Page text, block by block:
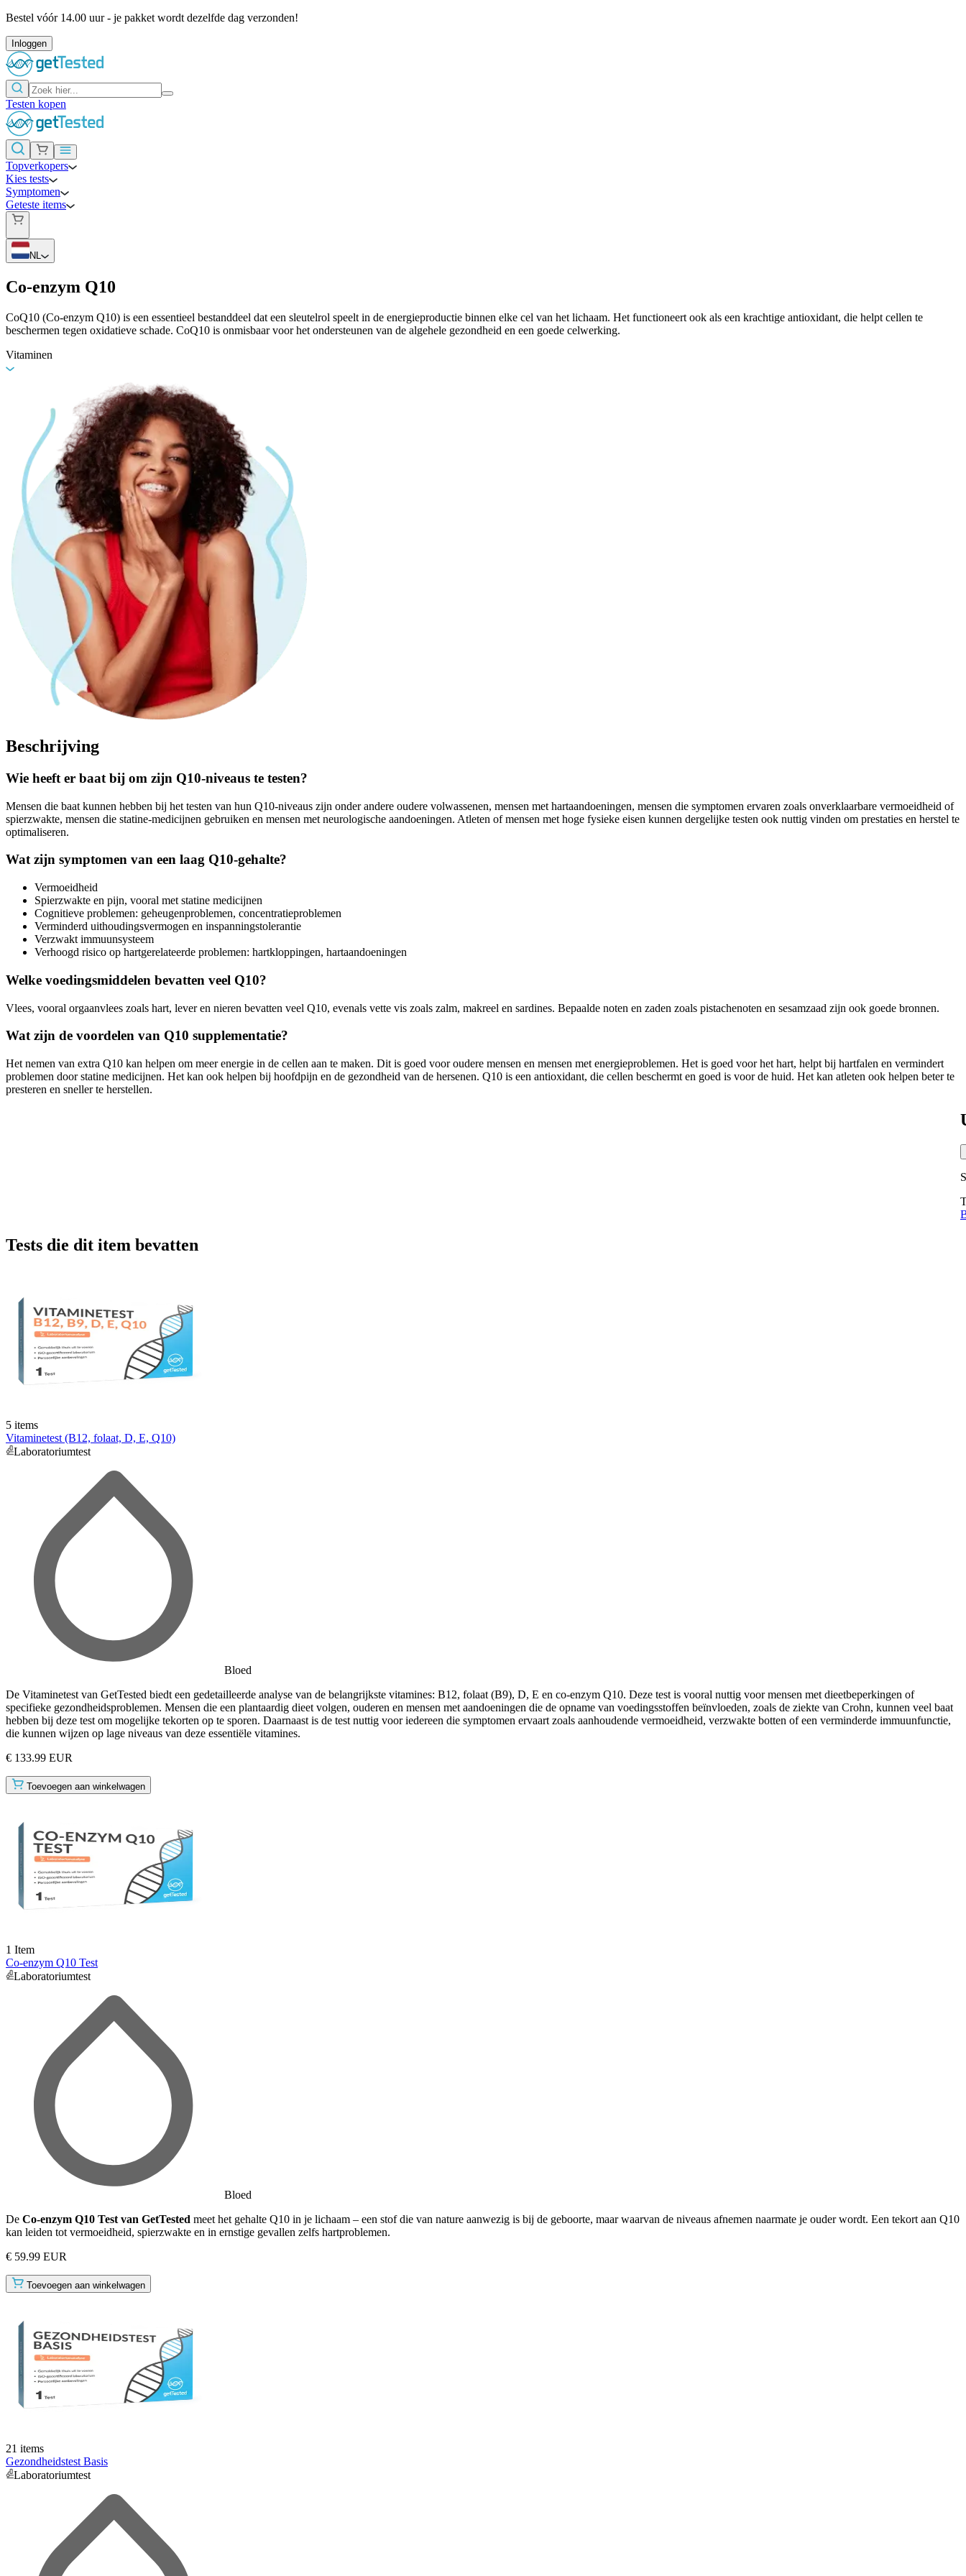
Bestel vóór 14.00 uur - je pakket wordt dezelfde dag verzonden!
Inloggen
Testen kopen
Topverkopers
Kies tests
Symptomen
Geteste items
NL
Co-enzym Q10
CoQ10 (Co-enzym Q10) is een essentieel bestanddeel dat een sleutelrol speelt in de energieproductie binnen elke cel van het lichaam. Het functioneert ook als een krachtige antioxidant, die helpt cellen te
beschermen tegen oxidatieve schade. CoQ10 is onmisbaar voor het ondersteunen van de algehele gezondheid en een goede celwerking.
Vitaminen
Beschrijving
Wie heeft er baat bij om zijn Q10-niveaus te testen?
Mensen die baat kunnen hebben bij het testen van hun Q10-niveaus zijn onder andere oudere volwassenen, mensen met hartaandoeningen, mensen die symptomen ervaren zoals onverklaarbare vermoeidheid of
spierzwakte, mensen die statine-medicijnen gebruiken en mensen met neurologische aandoeningen. Atleten of mensen met hoge fysieke eisen kunnen dergelijke testen ook nuttig vinden om prestaties en herstel te
optimaliseren.
Wat zijn symptomen van een laag Q10-gehalte?
Vermoeidheid
Spierzwakte en pijn, vooral met statine medicijnen
Cognitieve problemen: geheugenproblemen, concentratieproblemen
Verminderd uithoudingsvermogen en inspanningstolerantie
Verzwakt immuunsysteem
Verhoogd risico op hartgerelateerde problemen: hartkloppingen, hartaandoeningen
Welke voedingsmiddelen bevatten veel Q10?
Vlees, vooral orgaanvlees zoals hart, lever en nieren bevatten veel Q10, evenals vette vis zoals zalm, makreel en sardines. Bepaalde noten en zaden zoals pistachenoten en sesamzaad zijn ook goede bronnen.
Wat zijn de voordelen van Q10 supplementatie?
Het nemen van extra Q10 kan helpen om meer energie in de cellen aan te maken. Dit is goed voor oudere mensen en mensen met energieproblemen. Het is goed voor het hart, helpt bij hartfalen en vermindert
problemen door statine medicijnen. Het kan ook helpen bij hoofdpijn en de gezondheid van de hersenen. Q10 is een antioxidant, die cellen beschermt en goed is voor de huid. Het kan atleten ook helpen beter te
presteren en sneller te herstellen.
Tests die dit item bevatten
5 items
Vitaminetest (B12, folaat, D, E, Q10)
Laboratoriumtest
Bloed
De Vitaminetest van GetTested biedt een gedetailleerde analyse van de belangrijkste vitamines: B12, folaat (B9), D, E en co-enzym Q10. Deze test is vooral nuttig voor mensen met dieetbeperkingen of
specifieke gezondheidsproblemen. Mensen die een plantaardig dieet volgen, ouderen en mensen met aandoeningen die de opname van voedingsstoffen beïnvloeden, zoals de ziekte van Crohn, kunnen veel baat
hebben bij deze test om mogelijke tekorten op te sporen. Daarnaast is de test nuttig voor iedereen die symptomen ervaart zoals aanhoudende vermoeidheid, verzwakte botten of een verminderde immuunfunctie,
die kunnen wijzen op lage niveaus van deze essentiële vitamines.
€ 133.99 EUR
Toevoegen aan winkelwagen
1 Item
Co-enzym Q10 Test
Laboratoriumtest
Bloed
De Co-enzym Q10 Test van GetTested meet het gehalte Q10 in je lichaam – een stof die van nature aanwezig is bij de geboorte, maar waarvan de niveaus afnemen naarmate je ouder wordt. Een tekort aan Q10
kan leiden tot vermoeidheid, spierzwakte en in ernstige gevallen zelfs hartproblemen.
€ 59.99 EUR
Toevoegen aan winkelwagen
21 items
Gezondheidstest Basis
Laboratoriumtest